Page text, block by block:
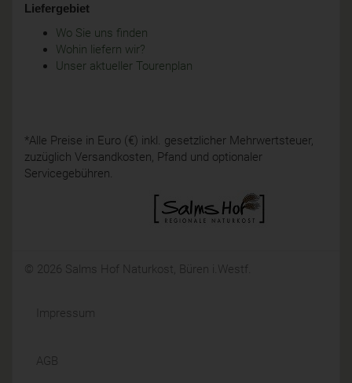
Liefergebiet
Wo Sie uns finden
Wohin liefern wir?
Unser aktueller Tourenplan
*Alle Preise in Euro (€) inkl. gesetzlicher Mehrwertsteuer,
zuzüglich Versandkosten, Pfand und optionaler
Servicegebühren.
© 2026 Salms Hof Naturkost, Büren i.Westf.
Impressum
AGB